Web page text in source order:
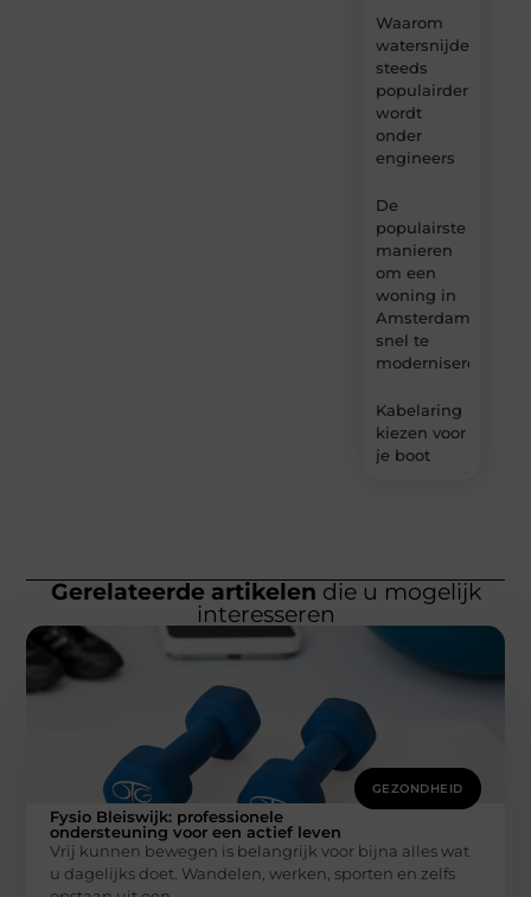
Waarom
watersnijden
steeds
populairder
wordt
onder
engineers
De
populairste
manieren
om een
woning in
Amsterdam
snel te
moderniseren
Kabelaring
kiezen voor
je boot
Gerelateerde artikelen die u mogelijk
interesseren
GEZONDHEID
Fysio Bleiswijk: professionele
ondersteuning voor een actief leven
Vrij kunnen bewegen is belangrijk voor bijna alles wat
u dagelijks doet. Wandelen, werken, sporten en zelfs